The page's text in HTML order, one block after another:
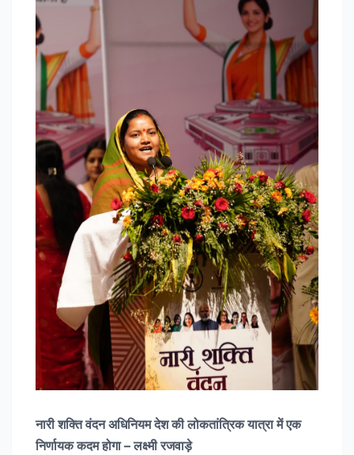
नारी शक्ति वंदन अधिनियम देश की लोकतांत्रिक यात्रा में एक
निर्णायक कदम होगा – लक्ष्मी रजवाड़े